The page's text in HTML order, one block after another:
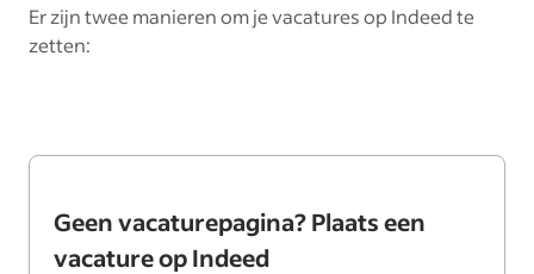
Er zijn twee manieren om je vacatures op Indeed te
zetten:
Geen vacaturepagina? Plaats een
vacature op Indeed